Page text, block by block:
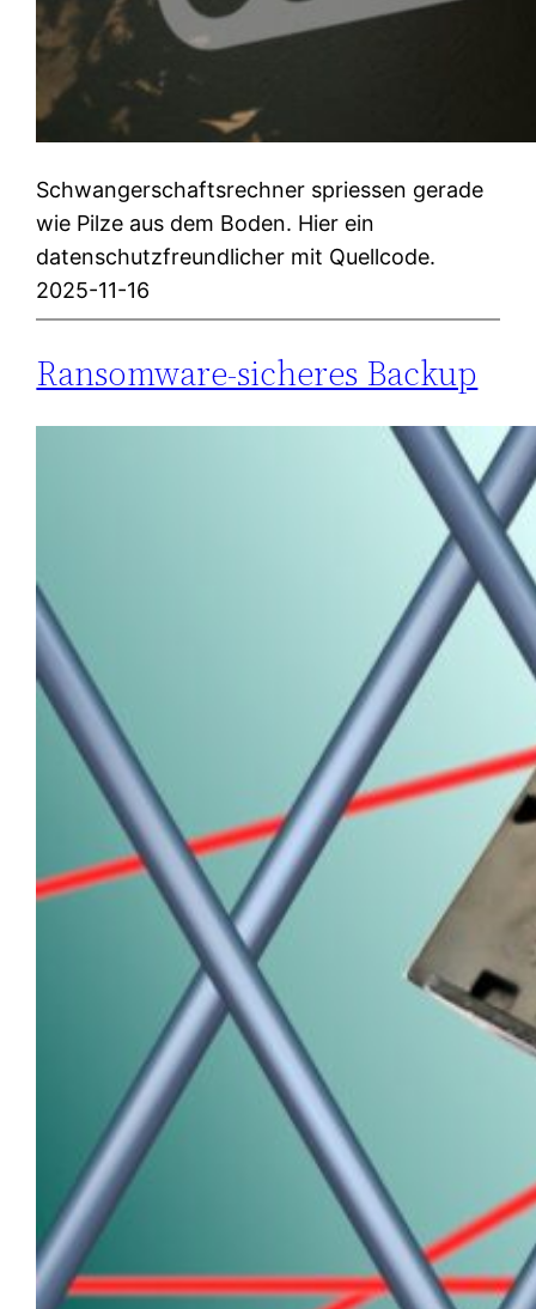
Schwangerschaftsrechner spriessen gerade
wie Pilze aus dem Boden. Hier ein
datenschutzfreundlicher mit Quellcode.
2025-11-16
Ransomware-sicheres Backup